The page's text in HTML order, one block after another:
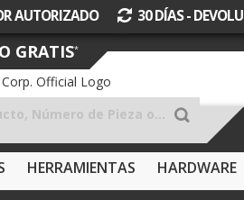
AUTORIZADO 30 DÍAS -
Ir
al
contenido
HERRAMIENTAS HARDWARE
GRATIS*